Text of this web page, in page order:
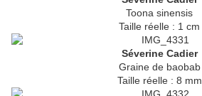
Toona sinensis
Taille réelle : 1 cm
Séverine Cadier
Graine de baobab
Taille réelle : 8 mm